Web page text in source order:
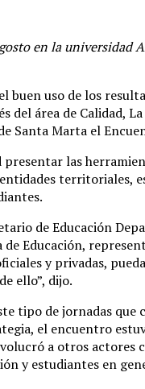
en la
uso de los
del área de Calidad,
Santa Marta el
las
territoriales,
de Educación
de Educación,
y privadas,
ello”, dijo.
tipo de jornadas
el encuentro
a otros actores
y estudiantes en